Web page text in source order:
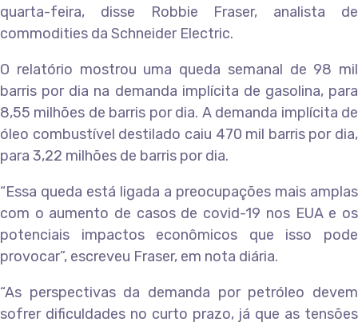
quarta-feira, disse Robbie Fraser, analista de
commodities da Schneider Electric.
O relatório mostrou uma queda semanal de 98 mil
barris por dia na demanda implícita de gasolina, para
8,55 milhões de barris por dia. A demanda implícita de
óleo combustível destilado caiu 470 mil barris por dia,
para 3,22 milhões de barris por dia.
“Essa queda está ligada a preocupações mais amplas
com o aumento de casos de covid-19 nos EUA e os
potenciais impactos econômicos que isso pode
provocar”, escreveu Fraser, em nota diária.
“As perspectivas da demanda por petróleo devem
sofrer dificuldades no curto prazo, já que as tensões